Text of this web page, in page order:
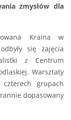
zmysłów dla
Kraina w
się zajęcia
z Centrum
Warsztaty
czterech grupach
dopasowany